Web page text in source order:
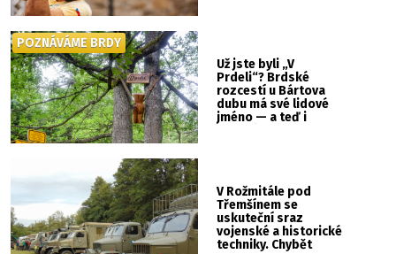
Už jste byli „V
Prdeli“? Brdské
rozcestí u Bártova
dubu má své lidové
jméno — a teď i
POZNÁVÁME BRDY
V Rožmitále pod
Třemšínem se
uskuteční sraz
vojenské a historické
techniky. Chybět